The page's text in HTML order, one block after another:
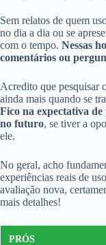
Sem relatos de quem
no dia a dia ou se
com o tempo. Nessas
comentários ou
Acredito que pesquisar
ainda mais quando se
Fico na expectativa
no futuro, se tiver a
ele.
No geral, acho
experiências reais de
avaliação nova,
mais detalhes!
PRÓS